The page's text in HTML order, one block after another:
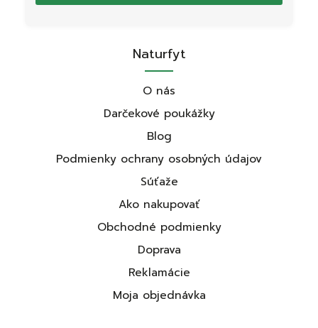
Naturfyt
O nás
Darčekové poukážky
Blog
Podmienky ochrany osobných údajov
Súťaže
Ako nakupovať
Obchodné podmienky
Doprava
Reklamácie
Moja objednávka